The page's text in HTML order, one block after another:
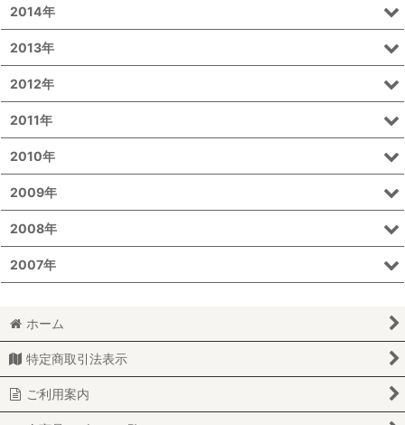
2014年
2013年
2012年
2011年
2010年
2009年
2008年
2007年
ホーム
特定商取引法表示
ご利用案内